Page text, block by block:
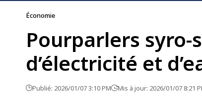
Économie
Pourparlers
d’électricité et
Publié: 2026/01/07 3:10 PM Mis à jour: 2026/01/07 8:21